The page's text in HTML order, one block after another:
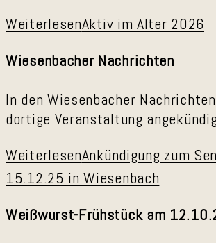
WeiterlesenAktiv im Alter 2026
Wiesenbacher Nachrichten
In den Wiesenbacher
dortige Veranstaltung
WeiterlesenAnkündigung zum
15.12.25 in Wiesenbach
Weißwurst-Frühstück am